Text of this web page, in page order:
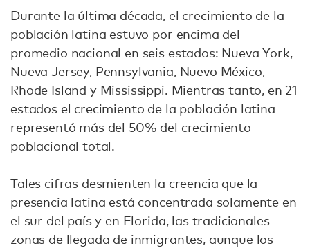
Durante la última década, el crecimiento de la
población latina estuvo por encima del
promedio nacional en seis estados: Nueva York,
Nueva Jersey, Pennsylvania, Nuevo México,
Rhode Island y Mississippi. Mientras tanto, en 21
estados el crecimiento de la población latina
representó más del 50% del crecimiento
poblacional total.
Tales cifras desmienten la creencia que la
presencia latina está concentrada solamente en
el sur del país y en Florida, las tradicionales
zonas de llegada de inmigrantes, aunque los